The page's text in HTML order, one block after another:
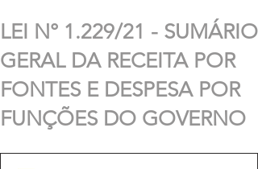
LEI N° 1.229/21 - SUMÁRIO
GERAL DA RECEITA POR
FONTES E DESPESA POR
FUNÇÕES DO GOVERNO